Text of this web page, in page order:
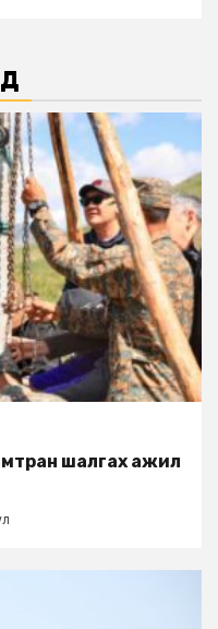
шалгах ажил